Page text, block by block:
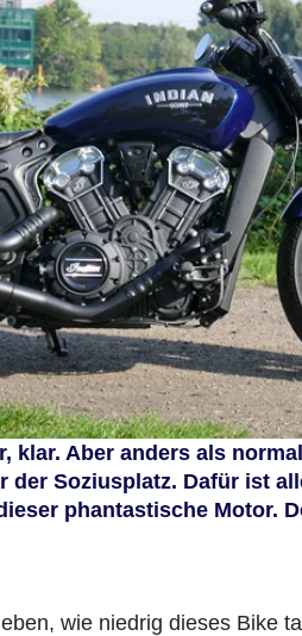
klar. Aber anders als
der Soziusplatz. Dafür ist
phantastische Motor.
wie niedrig dieses Bike